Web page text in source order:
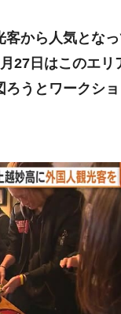
客から人気とな
27日はこのエリ
ろうとワークシ